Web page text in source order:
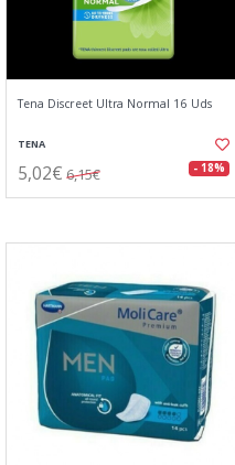
Tena Discreet Ultra Normal 16 Uds
TENA
5,02€ 6,15€ - 18%